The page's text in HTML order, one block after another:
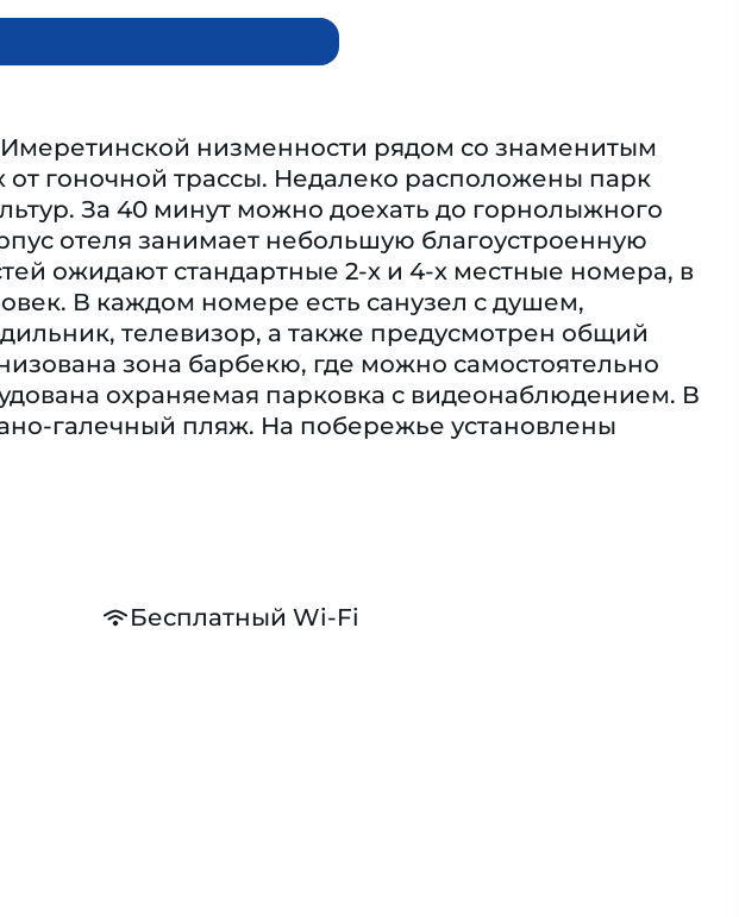
низменности рядом со знаменитым
гоночной трассы. Недалеко расположены парк
За 40 минут можно доехать до горнолыжного
отеля занимает небольшую благоустроенную
ожидают стандартные 2-х и 4-х местные номера, в
В каждом номере есть санузел с душем,
телевизор, а также предусмотрен общий
зона барбекю, где можно самостоятельно
охраняемая парковка с видеонаблюдением. В
галечный пляж. На побережье установлены
Бесплатный Wi-Fi